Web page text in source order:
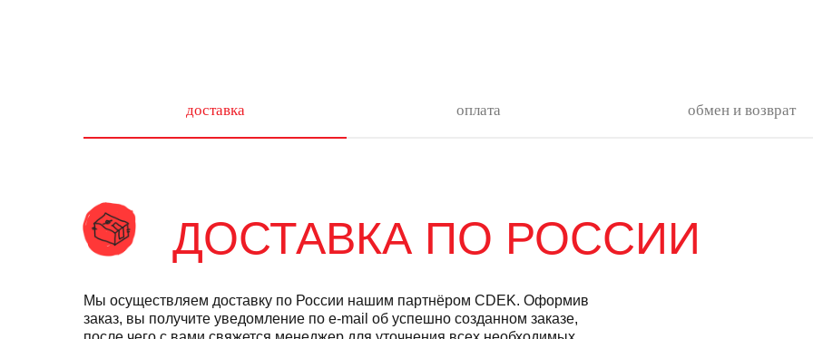
доставка оплата обмен и возврат
ДОСТАВКА ПO РОССИИ
Мы осуществляем доставку по России нашим партнёром CDEK. Оформив
заказ, вы получите уведомление по e-mail об успешно созданном заказе,